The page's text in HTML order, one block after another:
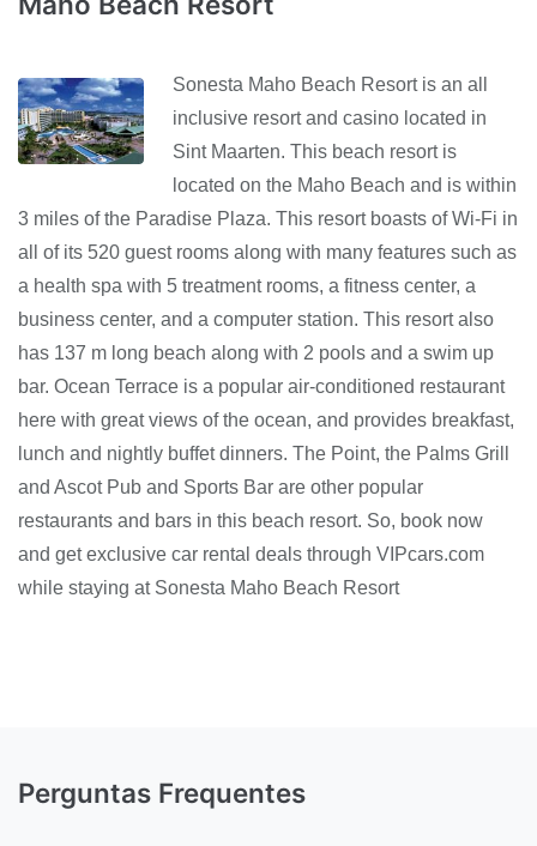
Sonesta Maho Beach Resort is an all
inclusive resort and casino located in
Sint Maarten. This beach resort is
located on the Maho Beach and is within
3 miles of the Paradise Plaza. This resort boasts of Wi-Fi in
all of its 520 guest rooms along with many features such as
a health spa with 5 treatment rooms, a fitness center, a
business center, and a computer station. This resort also
has 137 m long beach along with 2 pools and a swim up
bar. Ocean Terrace is a popular air-conditioned restaurant
here with great views of the ocean, and provides breakfast,
lunch and nightly buffet dinners. The Point, the Palms Grill
and Ascot Pub and Sports Bar are other popular
restaurants and bars in this beach resort. So, book now
and get exclusive car rental deals through VIPcars.com
while staying at Sonesta Maho Beach Resort
Perguntas Frequentes